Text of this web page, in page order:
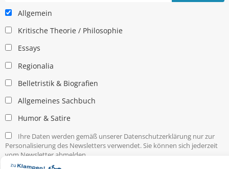
Allgemein
Kritische Theorie / Philosophie
Essays
Regionalia
Belletristik & Biografien
Allgemeines Sachbuch
Humor & Satire
Ihre Daten werden gemäß unserer Datenschutzerklärung nur zur
Personalisierung des Newsletters verwendet. Sie können sich jederzeit
vom Newsletter abmelden.